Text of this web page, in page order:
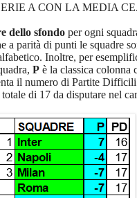
A CON LA MEDIA
dello sfondo per ogni
a parità di punti le squadre
Inoltre, per
P è la classica colonna
il numero di Partite
di 17 da disputare nel